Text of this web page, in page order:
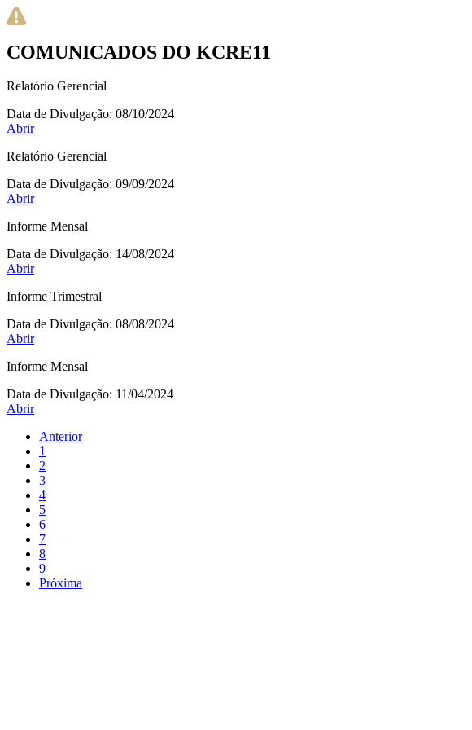
COMUNICADOS DO KCRE11
Relatório Gerencial
Data de Divulgação: 08/10/2024
Abrir
Relatório Gerencial
Data de Divulgação: 09/09/2024
Abrir
Informe Mensal
Data de Divulgação: 14/08/2024
Abrir
Informe Trimestral
Data de Divulgação: 08/08/2024
Abrir
Informe Mensal
Data de Divulgação: 11/04/2024
Abrir
Anterior
1
2
3
4
5
6
7
8
9
Próxima